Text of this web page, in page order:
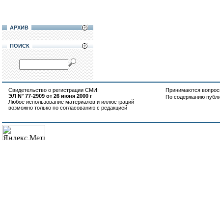
АРХИВ
ПОИСК
Свидетельство о регистрации СМИ:
ЭЛ N° 77-2909 от 26 июня 2000 г
Любое использование материалов и иллюстраций
возможно только по согласованию с редакцией
Принимаются
По содержанию